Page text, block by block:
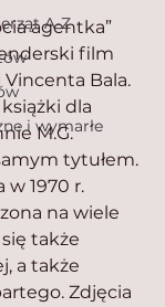
A-Z
i wymarłe
agentka”
film
Bala.
dla
M.G.
tytułem.
w 1970 r.
na wiele
także
a także
Zdjęcia